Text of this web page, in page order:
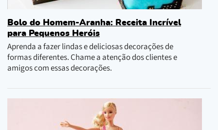
Bolo do Homem-Aranha: Receita Incrível
para Pequenos Heróis
Aprenda a fazer lindas e deliciosas decorações de
formas diferentes. Chame a atenção dos clientes e
amigos com essas decorações.